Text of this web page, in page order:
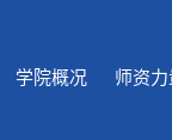
学院概况 师资力